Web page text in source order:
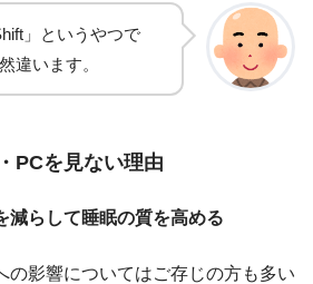
」というやつで
違います。
PCを見ない理由
減らして睡眠の質を高める
の影響についてはご存じの方も多い